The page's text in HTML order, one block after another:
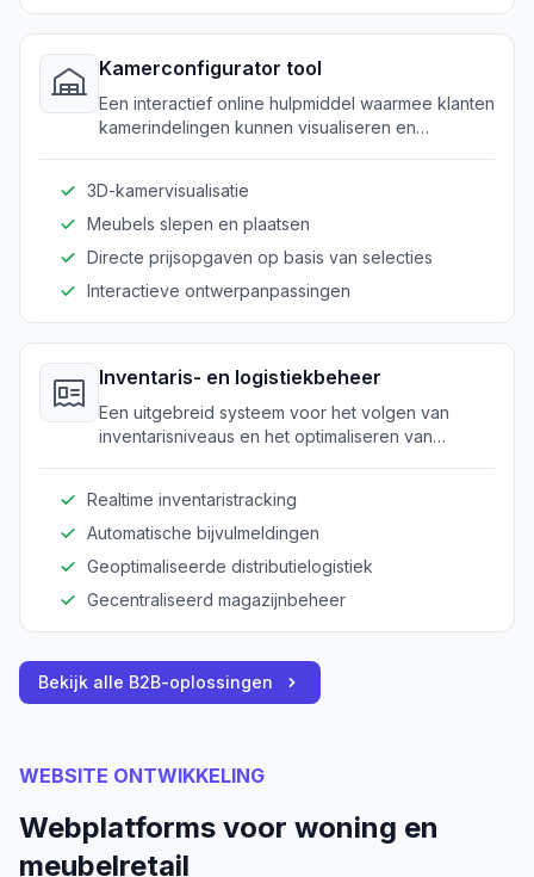
Kamerconfigurator tool
Een interactief online hulpmiddel waarmee klanten
kamerindelingen kunnen visualiseren en
3D-kamervisualisatie
Meubels slepen en plaatsen
Directe prijsopgaven op basis van selecties
Interactieve ontwerpanpassingen
Inventaris- en logistiekbeheer
Een uitgebreid systeem voor het volgen van
inventarisniveaus en het optimaliseren van
Realtime inventaristracking
Automatische bijvulmeldingen
Geoptimaliseerde distributielogistiek
Gecentraliseerd magazijnbeheer
Bekijk alle B2B-oplossingen
WEBSITE ONTWIKKELING
Webplatforms voor woning en
meubelretail